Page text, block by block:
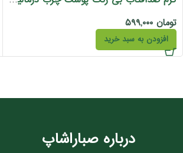
تومان
افزودن به سبد خرید
درباره صباراشاپ